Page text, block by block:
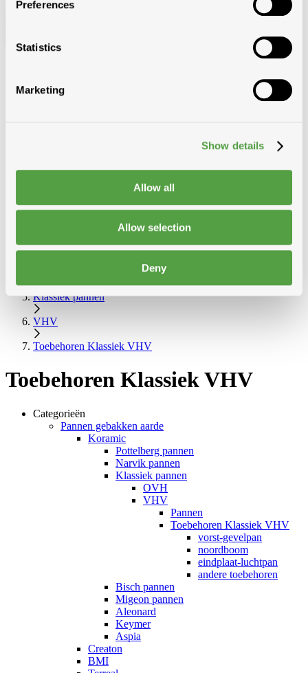
Preferences
Statistics
Marketing
Show details
Allow all
Allow selection
Deny
Gyproclatten
Terug
Toon Toebehoren Klassiek VHV
andere toebehoren
Pannen gebakken aarde
Klassiek pannen
VHV
Toebehoren Klassiek VHV
Toebehoren Klassiek VHV
Categorieën
Pannen gebakken aarde
Koramic
Pottelberg pannen
Narvik pannen
Klassiek pannen
OVH
VHV
Pannen
Toebehoren Klassiek VHV
vorst-gevelpan
noordboom
eindplaat-luchtpan
andere toebehoren
Bisch pannen
Migeon pannen
Aleonard
Keymer
Aspia
Creaton
BMI